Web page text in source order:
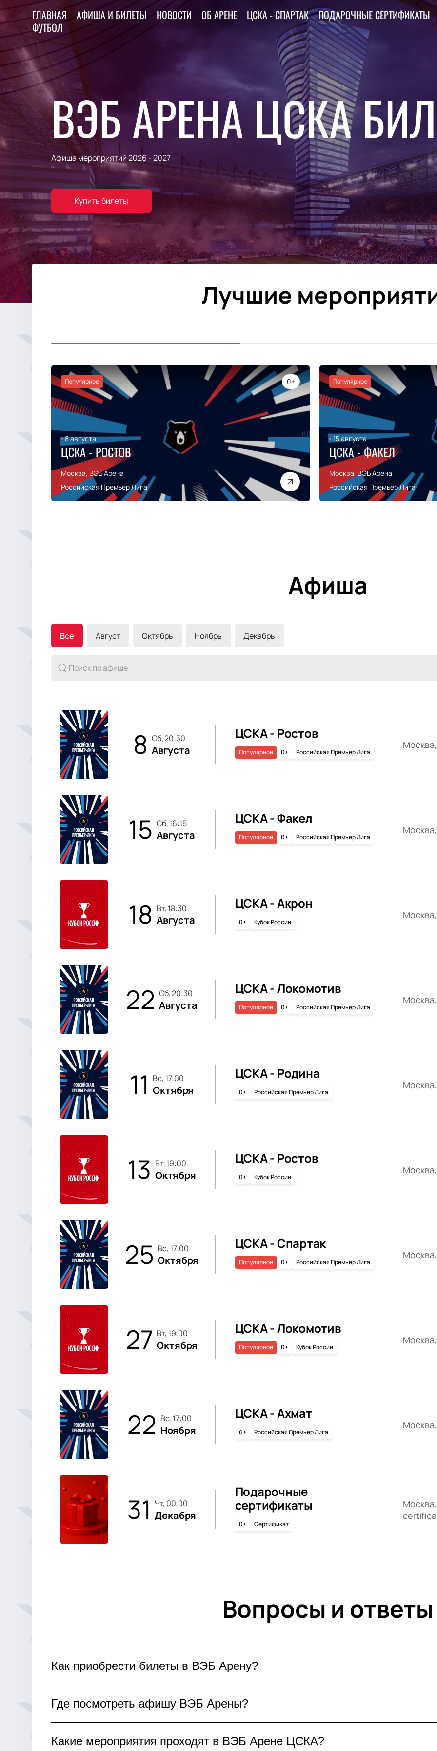
ГЛАВНАЯ АФИША И БИЛЕТЫ НОВОСТИ ОБ АРЕНЕ ЦСКА - СПАРТАК ПОДАРОЧНЫЕ СЕРТИФИКАТЫ
ФУТБОЛ
ВЭБ АРЕНА ЦСКА
Афиша мероприятий 2026 - 2027
Купить билеты
Лучшие
Популярное 0+
8 августа
ЦСКА - РОСТОВ
Москва, ВЭБ Арена
Российская Премьер Лига
Популярное
15 августа
ЦСКА - ФАКЕЛ
Москва, ВЭБ Арена
Российская Премьер Лига
Афиша
Все Август Октябрь Ноябрь Декабрь
8 сб, 20:30
Августа
ЦСКА - Ростов
0+ Российская Премьер Лига
Популярное
15 сб, 16:15
Августа
ЦСКА - Факел
0+ Российская Премьер Лига
Популярное
18 вт, 18:30
Августа
ЦСКА - Акрон
0+ Кубок России
22 сб, 20:30
Августа
ЦСКА - Локомотив
0+ Российская Премьер Лига
Популярное
11 вс, 17:00
Октября
ЦСКА - Родина
0+ Российская Премьер Лига
13 вт, 19:00
Октября
ЦСКА - Ростов
0+ Кубок России
25 вс, 17:00
Октября
ЦСКА - Спартак
0+ Российская Премьер Лига
Популярное
27 вт, 19:00
Октября
ЦСКА - Локомотив
0+ Кубок России
Популярное
22 вс, 17:00
Ноября
ЦСКА - Ахмат
0+ Российская Премьер Лига
31 чт, 00:00
Декабря
Подарочные
сертификаты
0+ Сертификат
Вопросы и ответы
Как приобрести билеты в ВЭБ Арену?
Билеты на мероприятия ВЭБ Арены доступны для покупки онлайн. Выберите
схеме, оформите заказ и оплатите безопасным способом. Билеты придут на вашу
арену без лишних хлопот!
Где посмотреть афишу ВЭБ Арены?
Актуальное расписание матчей, концертов и других мероприятий ВЭБ Арены
Ознакомьтесь с афишей, выбирайте интересующие события и бронируйте билеты
Какие мероприятия проходят в ВЭБ Арене ЦСКА?